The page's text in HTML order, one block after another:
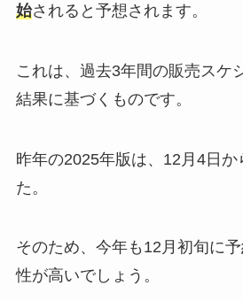
始されると予想されます。
これは、過去3年間の販売スケ
結果に基づくものです。
昨年の2025年版は、12月4日か
た。
そのため、今年も12月初旬に
性が高いでしょう。